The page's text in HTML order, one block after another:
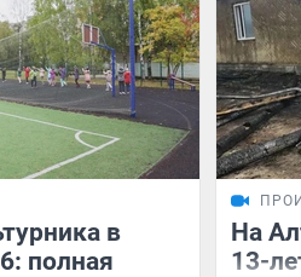
в
полная
На
13-